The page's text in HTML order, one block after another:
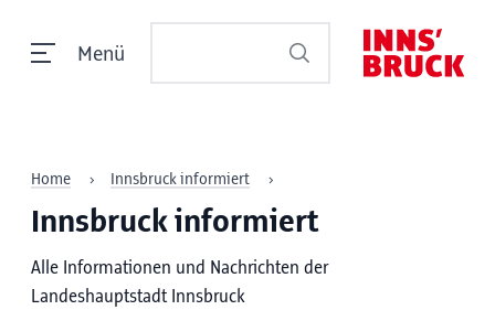
Menü
Home Innsbruck informiert
Innsbruck informiert
Alle Informationen und Nachrichten der
Landeshauptstadt Innsbruck